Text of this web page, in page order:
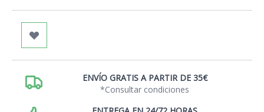
ENVÍO GRATIS A PARTIR DE 35€
*Consultar condiciones